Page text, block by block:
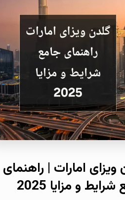
ویزای امارات | راهنمای
و مزایا 2025